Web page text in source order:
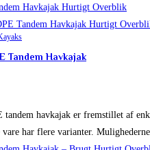
Hurtigt Overblik
Hurtigt
Tandem Havkajak
havkajak er fremstillet af
vare har flere varianter.